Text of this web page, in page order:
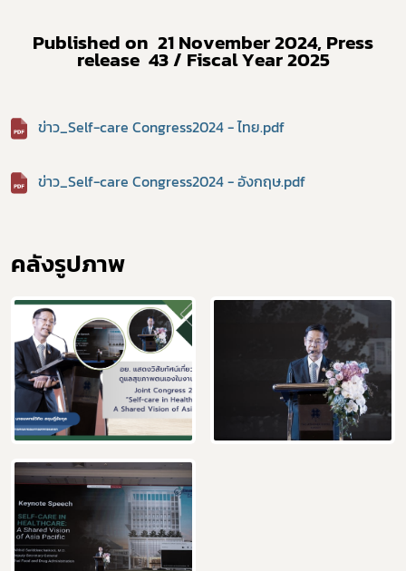
Published on 21November 2024, Press
release 43 / Fiscal Year 2025
ข่าว_Self-care Congress2024 - ไทย.pdf
ข่าว_Self-care Congress2024 - อังกฤษ.pdf
คลังรูปภาพ